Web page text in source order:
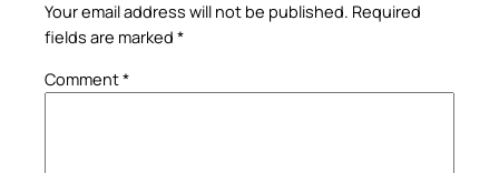
Your email address will not be published. Required
fields are marked *
Comment*